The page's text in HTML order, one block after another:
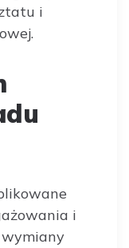
i
i
wymiany